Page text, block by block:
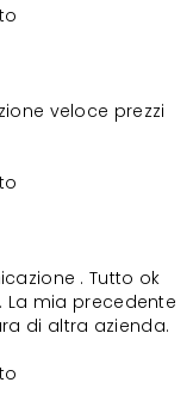
veloce prezzi
. Tutto ok
mia precedente
di altra azienda.